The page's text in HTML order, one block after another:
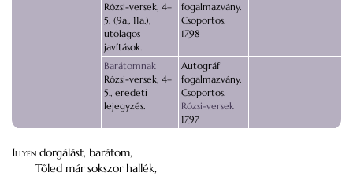
Rózsi-versek, 4–
5. (9a., 11a.),
utólagos
javítások.
fogalmazvány.
Csoportos.
1798
Barátomnak
Rózsi-versek, 4–
5., eredeti
lejegyzés.
Autográf
fogalmazvány.
Csoportos.
Rózsi-versek
1797
Illyen dorgálást, barátom,
Tőled már sokszor hallék,